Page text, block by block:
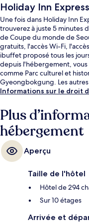
Holiday Inn
Une fois dans Holiday Inn
trouverez à juste 5 minutes
de Coupe du monde de
gratuits, l'accès Wi-Fi,
ibuffet proposé tous les
depuis l'hébergement,
comme Parc culturel et
Gyeongbokgung. Les
transports publics : Station
trouve à seulement 12 min
Informations sur le droit
Plus
hébergement
Aperçu
Taille de l'hôtel
Hôtel de 294
Sur 10 étages
Arrivée et